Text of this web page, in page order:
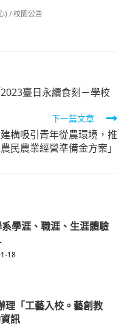
) /校園公告
臺日永續食刻－學校
下一篇文章
構吸引青年從農環境，推
民農業經營準備金方案」
學涯、職涯、生涯體驗
18
理「工藝入校。藝創教
訊